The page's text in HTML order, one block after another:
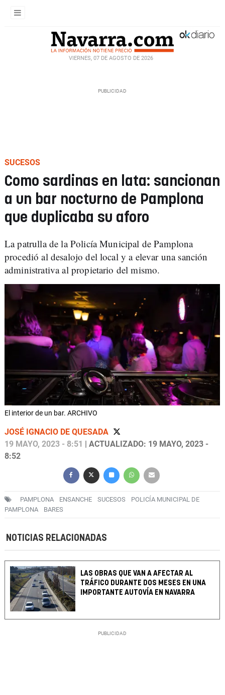
VIERNES, 07 DE AGOSTO DE 2026
SUCESOS
Como sardinas en lata: sancionan
a un bar nocturno de Pamplona
que duplicaba su aforo
La patrulla de la Policía Municipal de Pamplona
procedió al desalojo del local y a elevar una sanción
administrativa al propietario del mismo.
El interior de un bar. ARCHIVO
JOSÉ IGNACIO DE QUESADA
19 MAYO, 2023 - 8:51
| ACTUALIZADO: 19 MAYO, 2023 -
8:52
PAMPLONA ENSANCHE SUCESOS
POLICÍA MUNICIPAL DE
PAMPLONA
BARES
NOTICIAS RELACIONADAS
LAS OBRAS QUE VAN A AFECTAR AL
TRÁFICO DURANTE DOS MESES EN UNA
IMPORTANTE AUTOVÍA EN NAVARRA